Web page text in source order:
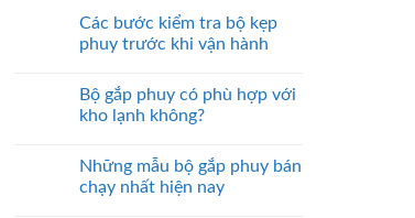
Các bước kiểm tra bộ kẹp
phuy trước khi vận hành
Bộ gắp phuy có phù hợp với
kho lạnh không?
Những mẫu bộ gắp phuy bán
chạy nhất hiện nay